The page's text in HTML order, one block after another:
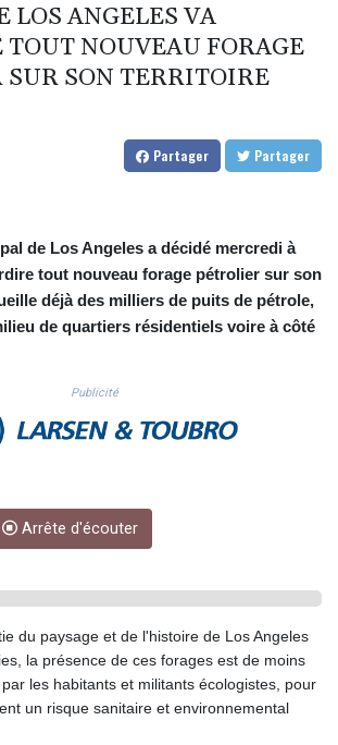
CLP 1056.199727
CNY 7.801146
CNH 7.796152
COP 3633.55485
CUC 1.156136
CUP 30.637594
DKK 7.477932
DOP 67.289164
DZD 152.967099
EGP 57.293288
FJD 2.553384
FKP 0.8566
GHS 13.526832
GIP 0.8566
GNF 10123.874202
GYD 241.157003
HKD 9.067746
HNL 30.895616
HRK 7.536622
LOS ANGELES VA
NOUVEAU FORAGE
SUR SON TERRITOIRE
Partager Partager
de Los Angeles a décidé mercredi à
tout nouveau forage pétrolier sur son
déjà des milliers de puits de pétrole,
de quartiers résidentiels voire à côté
Publicité
Arrête d'écouter
du paysage et de l'histoire de Los Angeles
la présence de ces forages est de moins
les habitants et militants écologistes, pour
un risque sanitaire et environnemental